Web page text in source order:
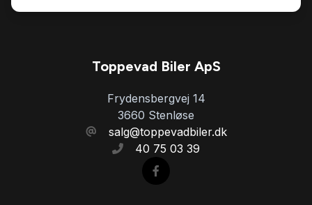
El-spejle med varme
Elektrisk bagagerum
Toppevad Biler ApS
Frydensbergvej 14
3660 Stenløse
salg@toppevadbiler.dk
40 75 03 39